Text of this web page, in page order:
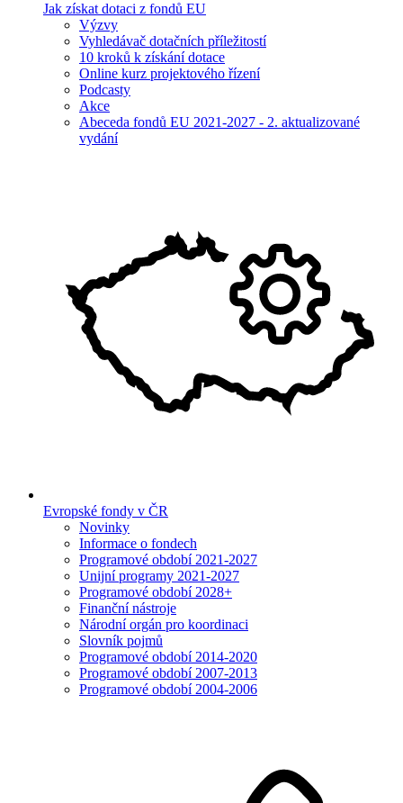
Jak získat dotaci z fondů EU
Výzvy
Vyhledávač dotačních příležitostí
10 kroků k získání dotace
Online kurz projektového řízení
Podcasty
Akce
Abeceda fondů EU 2021-2027 - 2. aktualizované
vydání
Evropské fondy v ČR
Novinky
Informace o fondech
Programové období 2021-2027
Unijní programy 2021-2027
Programové období 2028+
Finanční nástroje
Národní orgán pro koordinaci
Slovník pojmů
Programové období 2014-2020
Programové období 2007-2013
Programové období 2004-2006